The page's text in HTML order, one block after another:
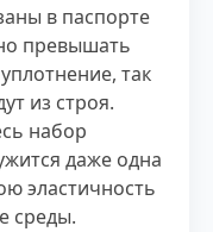
в паспорте
превышать
так
из строя.
набор
даже одна
эластичность
среды.